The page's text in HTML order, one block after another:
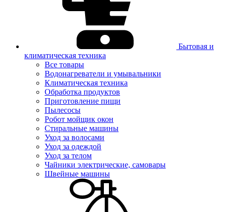
Бытовая и
климатическая техника
Все товары
Водонагреватели и умывальники
Климатическая техника
Обработка продуктов
Приготовление пищи
Пылесосы
Робот мойщик окон
Стиральные машины
Уход за волосами
Уход за одеждой
Уход за телом
Чайники электрические, самовары
Швейные машины